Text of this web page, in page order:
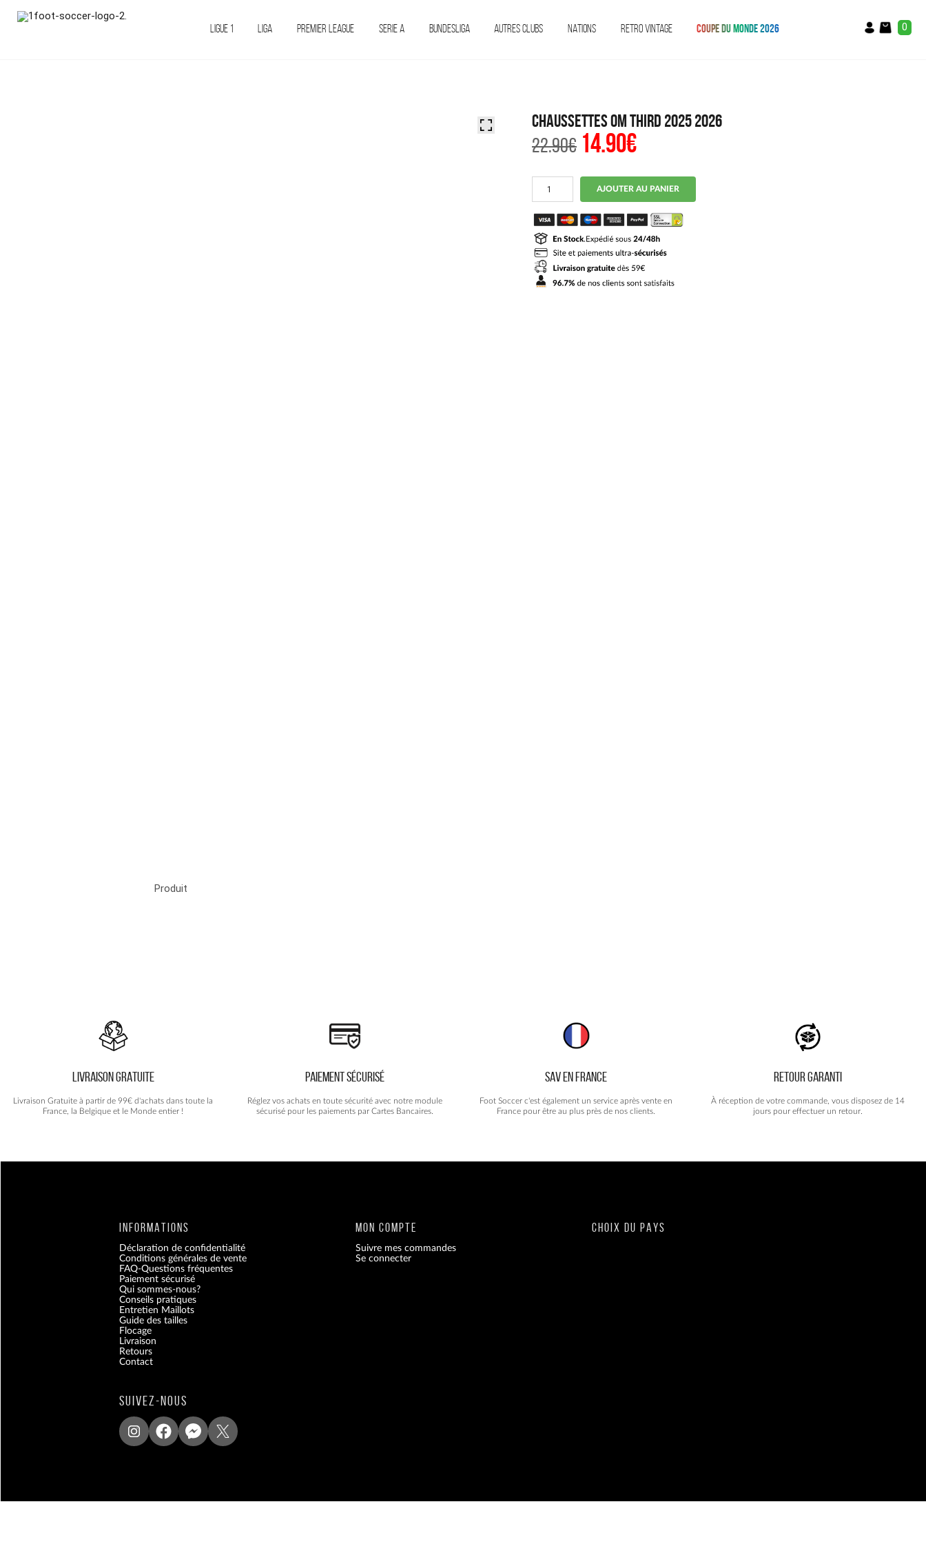
LIGUE 1 LIGA PREMIER LEAGUE SERIE A BUNDESLIGA AUTRES CLUBS NATIONS RETRO VINTAGE COUPE DU MONDE 2026 0
Chaussettes OM Third 2025 2026
22.90€ Le
prix
était :
22.90€.
14.90€Le
prix
est :
14.90€.
quantité
Chaussettes
Third
2025
2026
AJOUTER AU PANIER
Produit
LIVRAISON GRATUITE
Livraison Gratuite à partir de 99€ d'achats dans toute la
France, la Belgique et le Monde entier !
PAIEMENT SÉCURISÉ
Réglez vos achats en toute sécurité avec notre module
sécurisé pour les paiements par Cartes Bancaires.
SAV EN FRANCE
Foot Soccer c'est également un service après vente en
France pour être au plus près de nos clients.
RETOUR GARANTI
À réception de votre commande, vous disposez de 14
jours pour effectuer un retour.
INFORMATIONS
Déclaration de confidentialité
Conditions générales de vente
FAQ-Questions fréquentes
Paiement sécurisé
Qui sommes-nous?
Conseils pratiques
Entretien Maillots
Guide des tailles
Flocage
Livraison
Retours
Contact
MON COMPTE
Suivre mes commandes
Se connecter
CHOIX DU PAYS
SUIVEZ-NOUS